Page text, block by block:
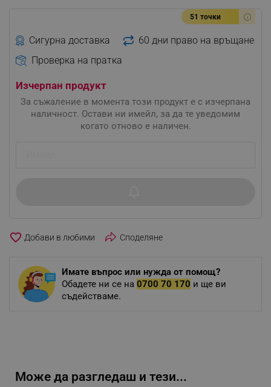
51 точки
Сигурна доставка
60 дни право на връщане
Проверка на пратка
Изчерпан продукт
За съжаление в момента този продукт е с изчерпана
наличност. Остави ни имейл, за да те уведомим
когато отново е наличен.
favorite_border Споделяне
Имате въпрос или нужда от помощ?
Обадете ни се на 0700 70 170 и ще ви
съдействаме.
Може да разгледаш и тези...